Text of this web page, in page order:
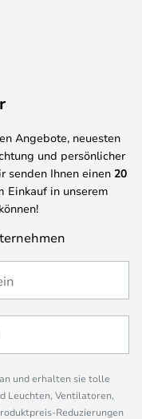
Angebote, neuesten
und persönlicher
senden Ihnen einen 20
Einkauf in unserem
und erhalten sie tolle
Leuchten, Ventilatoren,
Reduzierungen